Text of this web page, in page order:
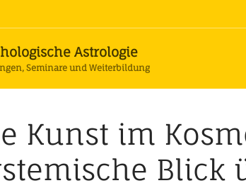
Astrologie
Seminare und Weiterbildung
Kunst im
Blick